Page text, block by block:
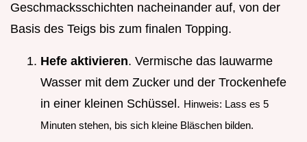
Geschmacksschichten nacheinander auf, von der
Basis des Teigs bis zum finalen Topping.
Hefe aktivieren. Vermische das lauwarme
Wasser mit dem Zucker und der Trockenhefe
in einer kleinen Schüssel. Hinweis: Lass es 5
Minuten stehen, bis sich kleine Bläschen bilden.